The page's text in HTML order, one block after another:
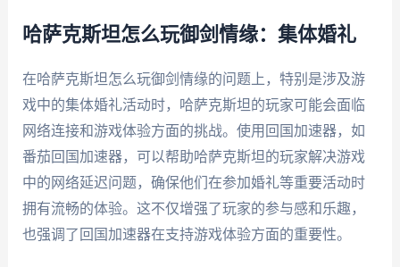
哈萨克斯坦怎么玩御剑情缘：集体婚礼
在哈萨克斯坦怎么玩御剑情缘的问题上，特别是涉及游
戏中的集体婚礼活动时，哈萨克斯坦的玩家可能会面临
网络连接和游戏体验方面的挑战。使用回国加速器，如
番茄回国加速器，可以帮助哈萨克斯坦的玩家解决游戏
中的网络延迟问题，确保他们在参加婚礼等重要活动时
拥有流畅的体验。这不仅增强了玩家的参与感和乐趣，
也强调了回国加速器在支持游戏体验方面的重要性。